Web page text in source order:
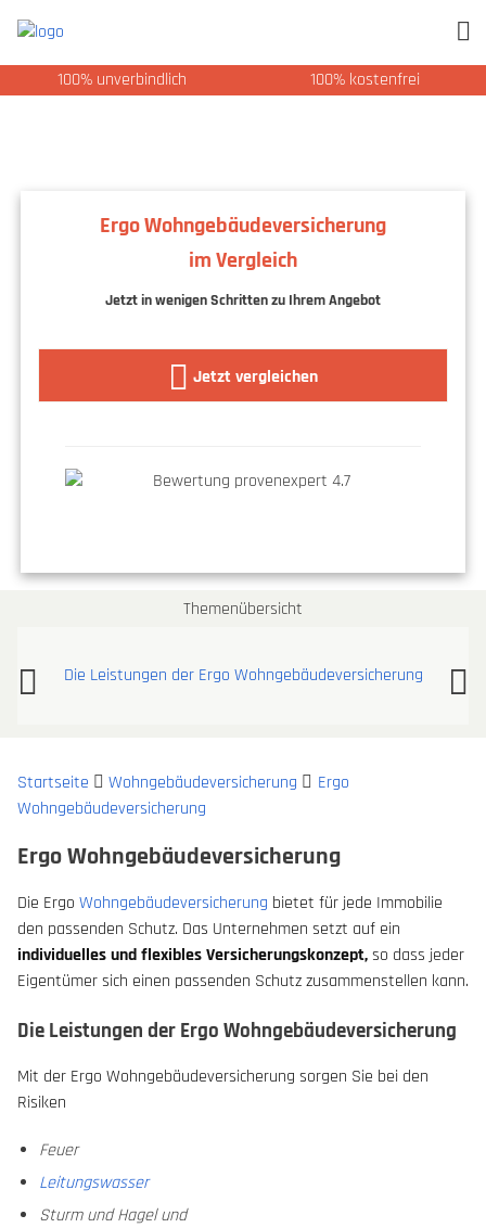
100% unverbindlich 100% kostenfrei
Ergo Wohngebäudeversicherung
im Vergleich
Jetzt in wenigen Schritten zu Ihrem Angebot
Jetzt vergleichen
Themenübersicht
Die Leistungen der Ergo Wohngebäudeversicherung
Startseite Wohngebäudeversicherung
Ergo
Wohngebäudeversicherung
Ergo Wohngebäudeversicherung
Die Ergo Wohngebäudeversicherung bietet für jede Immobilie
den passenden Schutz. Das Unternehmen setzt auf ein
individuelles und flexibles Versicherungskonzept,so dass jeder
Eigentümer sich einen passenden Schutz zusammenstellen kann.
Die Leistungen der Ergo Wohngebäudeversicherung
Mit der Ergo Wohngebäudeversicherung sorgen Sie bei den
Risiken
Feuer
Leitungswasser
Sturm und Hagel und